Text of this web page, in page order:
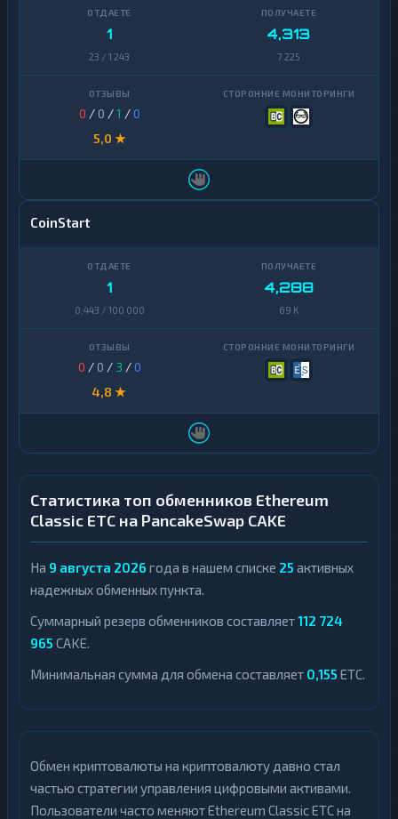
1
23 / 1 243
4,313
7 225
0 / 0 /1 /0
5,0 ★
CoinStart
1
0,443 / 100 000
4,288
69 K
0 / 0 / 3 /0
4,8 ★
Статистика топ обменников Ethereum
Classic ETC на PancakeSwap CAKE
На 9 августа 2026 года в нашем списке 25 активных
надежных обменных пункта.
Суммарный резерв обменников составляет112 724
965 CAKE.
Минимальная сумма для обмена составляет 0,155 ETC.
Обмен криптовалюты на криптовалюту давно стал
частью стратегии управления цифровыми активами.
Пользователи часто меняют Ethereum Classic ETC на